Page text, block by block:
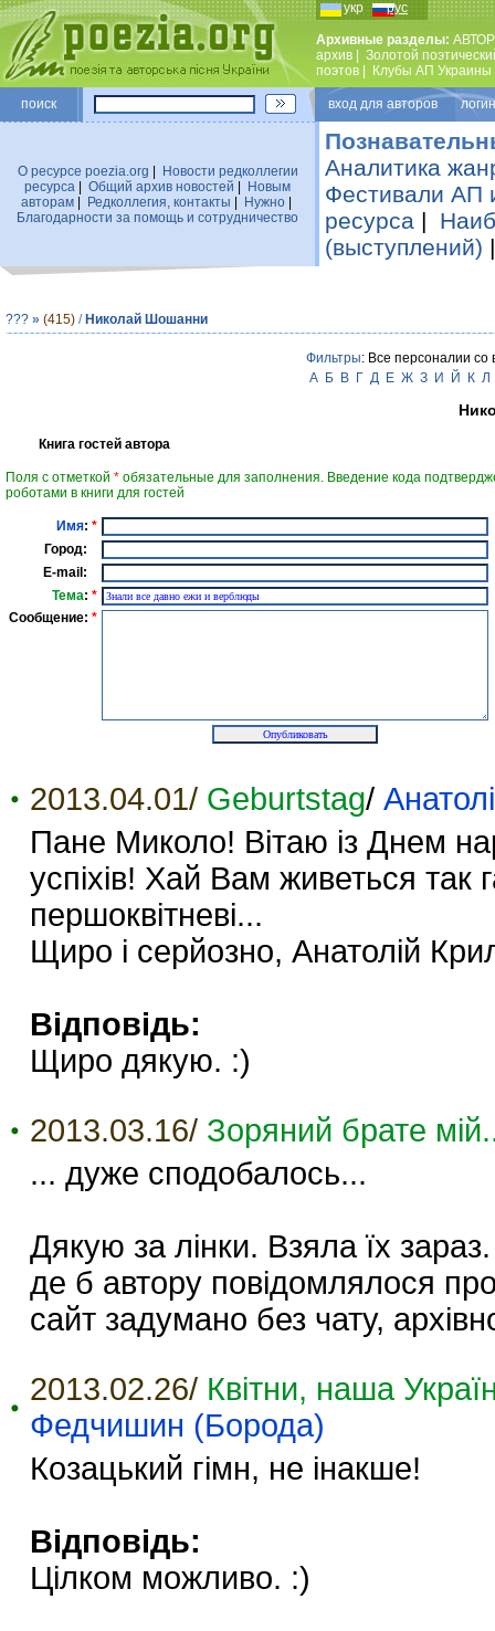
укр рус
Архивные разделы:
архив
Золотой
поэтов
Клубы АП Украины
поиск вход для авторов
О ресурсе poezia.org
Новости редколлегии
ресурса
Общий архив новостей
Новым
авторам| Редколлегия, контакты Нужно|
Благодарности за помощь и сотрудничество
Аналитика
Фестивали АП
ресурса |
(выступлений)
??? » (415) / Николай Шошанни
Фильтры: Все персоналии со
А
Б В Г Д Е Ж З И Й К Л
Книга гостей автора
Поля с отметкой * обязательные для заполнения. Введение кода
роботами в книги для гостей
Имя: *
Город:
E-mail:
Тема: *
Сообщение: *
2013.04.01/ Geburtstag/
Пане Миколо! Вітаю із Днем
успіхів! Хай Вам живеться так
першоквітневі...
Щиро і серйозно, Анатолій
Відповідь:
Щиро дякую. :)
2013.03.16/ Зоряний брате
... дуже сподобалось...
Дякую за лінки. Взяла їх
де б автору повідомлялося
сайт задумано без чату,
2013.02.26/ Квітни, наша
Федчишин (Борода)
Козацький гімн, не інакше!
Відповідь:
Цілком можливо. :)